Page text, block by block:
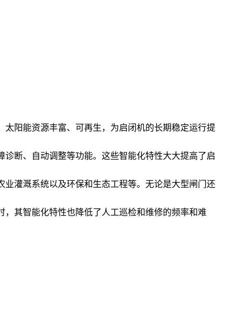
阳能资源丰富、可再生，为启闭机的长期稳定运行提
断、自动调整等功能。这些智能化特性大大提高了启
灌溉系统以及环保和生态工程等。无论是大型闸门还
其智能化特性也降低了人工巡检和维修的频率和难